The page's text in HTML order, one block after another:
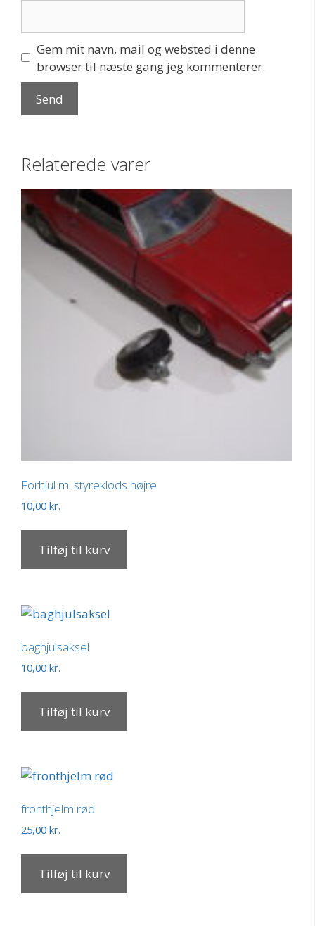
Gem mit navn, mail og websted i denne
browser til næste gang jeg kommenterer.
Relaterede varer
Forhjul m. styreklods højre
10,00 kr.
Tilføj til kurv
baghjulsaksel
10,00 kr.
Tilføj til kurv
fronthjelm rød
25,00 kr.
Tilføj til kurv